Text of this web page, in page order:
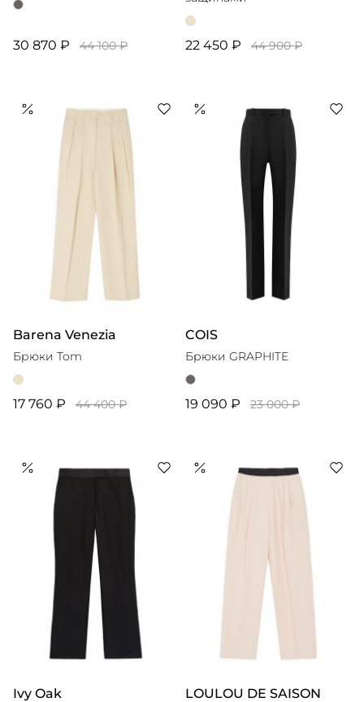
30 870 ₽ 44 100 ₽ 22 450 ₽ 44 900 ₽
Barena Venezia
Брюки Tom
17 760 ₽ 44 400 ₽
COIS
Брюки GRAPHITE
19 090 ₽ 23 000 ₽
Ivy Oak LOULOU DE SAISON